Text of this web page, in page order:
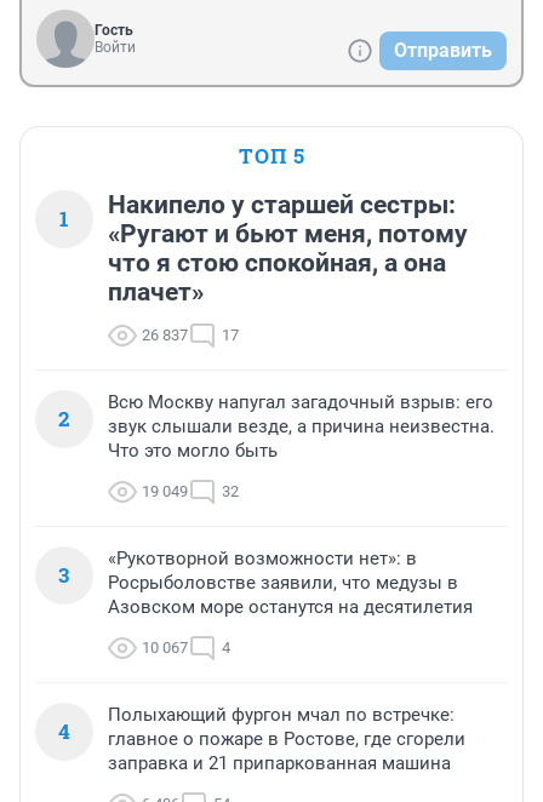
Гость
Войти
Отправить
ТОП 5
1
Накипело у старшей сестры:
«Ругают и бьют меня, потому
что я стою спокойная, а она
плачет»
26 837 17
2
Всю Москву напугал загадочный взрыв: его
звук слышали везде, а причина неизвестна.
Что это могло быть
19 049 32
3
«Рукотворной возможности нет»: в
Росрыболовстве заявили, что медузы в
Азовском море останутся на десятилетия
10 067 4
4
Полыхающий фургон мчал по встречке:
главное о пожаре в Ростове, где сгорели
заправка и 21 припаркованная машина